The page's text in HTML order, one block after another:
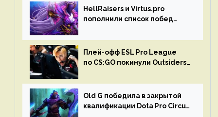
HellRaisers и Virtus.pro
пополнили список побед
Плей-офф ESL Pro League
по CS:GO покинули Outsiders
Old G победила в закрытой
квалификации Dota Pro Circuit